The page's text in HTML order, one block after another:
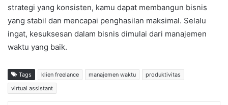
strategi yang konsisten, kamu dapat membangun bisnis
yang stabil dan mencapai penghasilan maksimal. Selalu
ingat, kesuksesan dalam bisnis dimulai dari manajemen
waktu yang baik.
Tags klien freelance manajemen waktu
produktivitas
virtual assistant